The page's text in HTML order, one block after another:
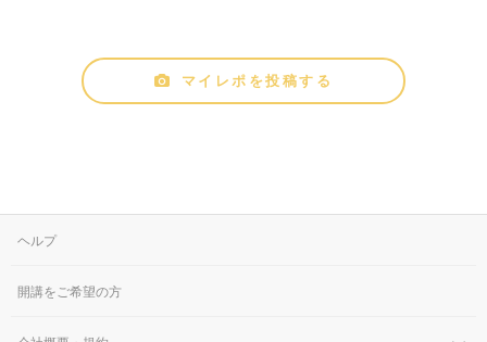
マイレポを投稿する
ヘルプ
開講をご希望の方